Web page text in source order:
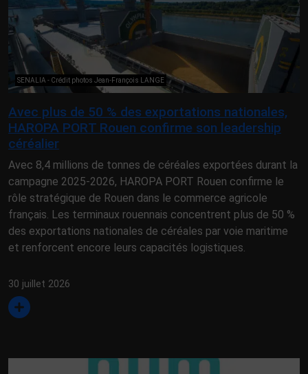
SENALIA - Crédit photos Jean-François LANGE
Avec plus de 50 % des exportations nationales,
HAROPA PORT Rouen confirme son leadership
céréalier
Avec 8,4 millions de tonnes de céréales exportées durant la
campagne 2025-2026, HAROPA PORT Rouen confirme le
rôle stratégique de Rouen dans le commerce agricole
français. Les terminaux rouennais concentrent plus de 50 %
des exportations nationales de céréales par voie maritime
et renforcent encore leurs capacités logistiques.
30 juillet 2026